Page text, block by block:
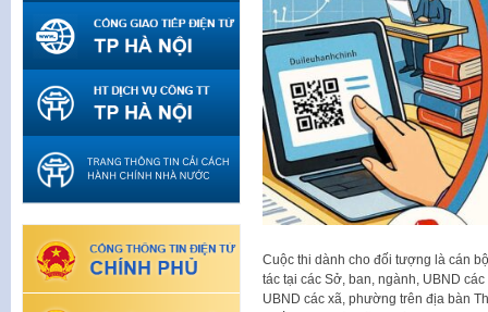
Cuộc thi dành cho đối tượng là cán
tác tại các Sở, ban, ngành, UBND
UBND các xã, phường trên địa bàn